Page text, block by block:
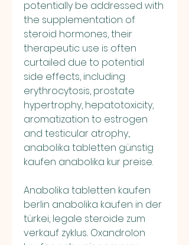
potentially be addressed with
the supplementation of
steroid hormones, their
therapeutic use is often
curtailed due to potential
side effects, including
erythrocytosis, prostate
hypertrophy, hepatotoxicity,
aromatization to estrogen
and testicular atrophy.,
anabolika tabletten günstig
kaufen anabolika kur preise.
Anabolika tabletten kaufen
berlin anabolika kaufen in der
türkei, legale steroide zum
verkauf zyklus.. Oxandrolon